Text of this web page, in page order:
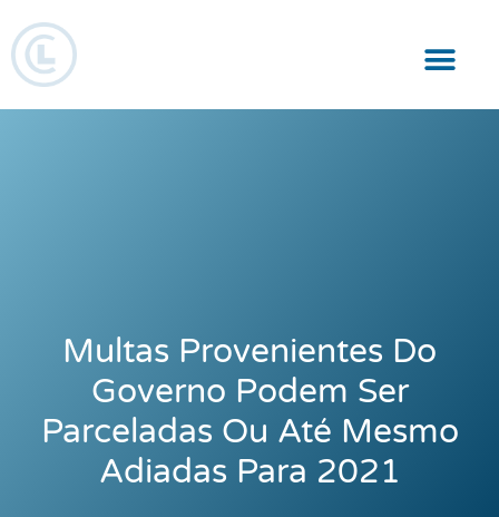
Multas Provenientes Do
Governo Podem Ser
Parceladas Ou Até Mesmo
Adiadas Para 2021